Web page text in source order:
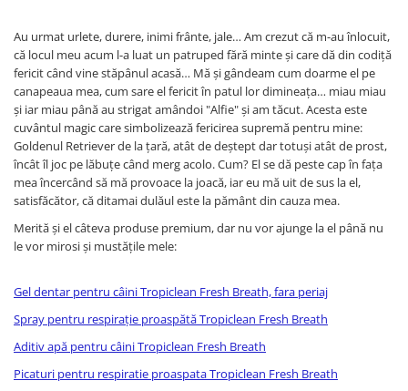
Au urmat urlete, durere, inimi frânte, jale… Am crezut că m-au înlocuit,
că locul meu acum l-a luat un patruped fără minte și care dă din codiță
fericit când vine stăpânul acasă… Mă și gândeam cum doarme el pe
canapeaua mea, cum sare el fericit în patul lor dimineața… miau miau
și iar miau până au strigat amândoi "Alfie" și am tăcut. Acesta este
cuvântul magic care simbolizează fericirea supremă pentru mine:
Goldenul Retriever de la țară, atât de deștept dar totuși atât de prost,
încât îl joc pe lăbuțe când merg acolo. Cum? El se dă peste cap în fața
mea încercând să mă provoace la joacă, iar eu mă uit de sus la el,
satisfăcător, că ditamai dulăul este la pământ din cauza mea.
Merită și el câteva produse premium, dar nu vor ajunge la el până nu
le vor mirosi și mustățile mele:
Gel dentar pentru câini Tropiclean Fresh Breath, fara periaj
Spray pentru respirație proaspătă Tropiclean Fresh Breath
Aditiv apă pentru câini Tropiclean Fresh Breath
Picaturi pentru respiratie proaspata Tropiclean Fresh Breath